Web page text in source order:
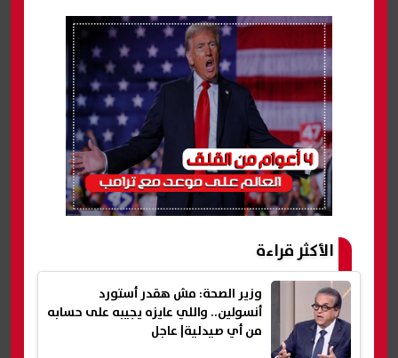
الأكثر قراءة
وزير الصحة: مش هقدر أستورد
أنسولين.. واللي عايزه يجيبه على حسابه
من أي صيدلية| عاجل